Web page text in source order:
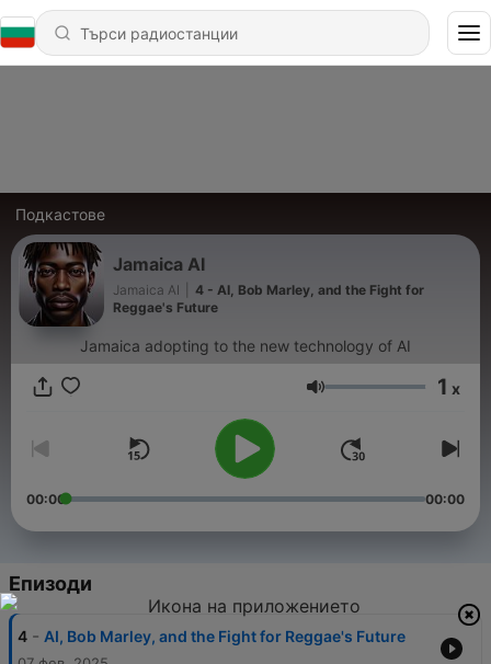
Подкастове
Jamaica AI
Jamaica AI
4 - AI, Bob Marley, and the Fight for
Reggae's Future
Jamaica adopting to the new technology of AI
Сила на звука
1 x
00:00 00:00
Епизоди
4 - AI, Bob Marley, and the Fight for Reggae's Future